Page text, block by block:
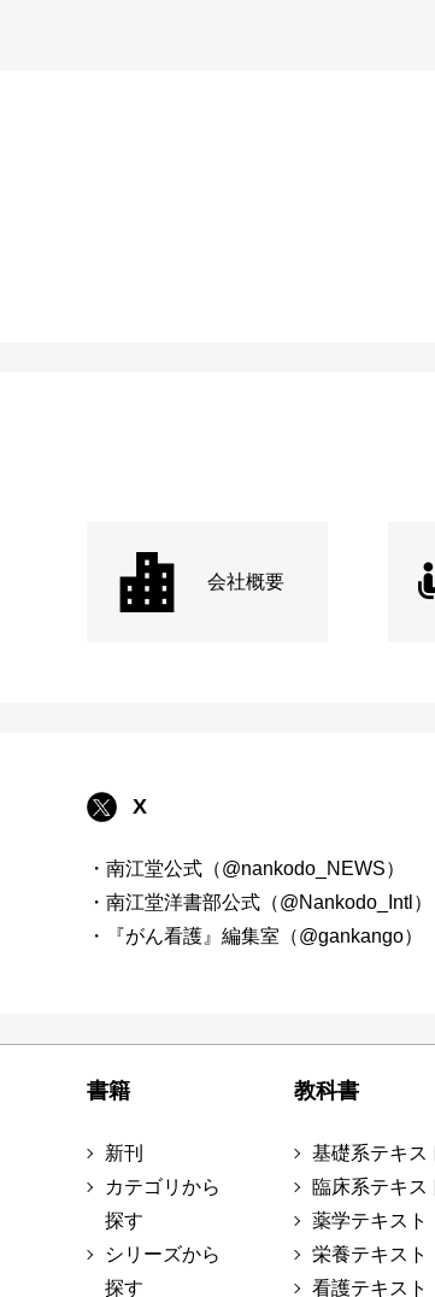
会社概要
X
・南江堂公式（@nankodo_NEWS）
・南江堂洋書部公式（@Nankodo_Intl）
・『がん看護』編集室（@gankango）
書籍
新刊
カテゴリから
探す
シリーズから
探す
教科書
基礎系テキス
臨床系テキス
薬学テキスト
栄養テキスト
看護テキスト